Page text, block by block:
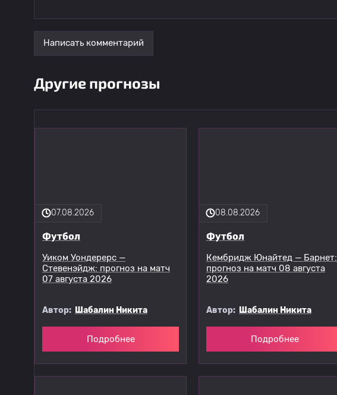
Написать комментарий
Другие прогнозы
07.08.2026
Футбол
Уиком Уондерерс —
Стевенэйдж: прогноз на матч
07 августа 2026
Автор: Шабалин Никита
Подробнее
08.08.2026
Футбол
Кембридж Юнайтед — Барнет:
прогноз на матч 08 августа
2026
Автор: Шабалин Никита
Подробнее